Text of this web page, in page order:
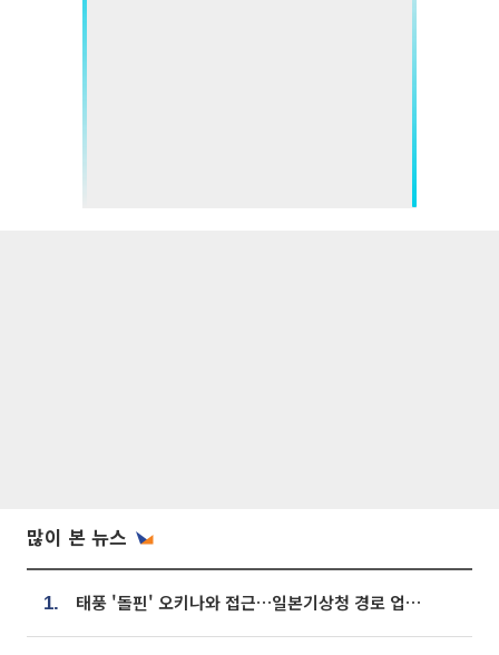
많이 본 뉴스
1. 태풍 '돌핀' 오키나와 접근…일본기상청 경로 업데이트